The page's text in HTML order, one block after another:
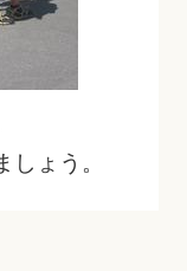
ょう。